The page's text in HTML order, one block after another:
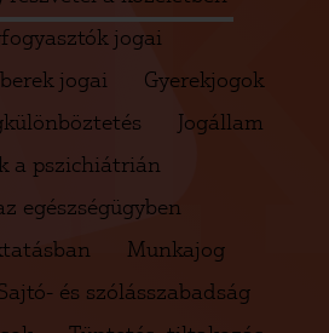
jogai
jogai
Gyerekjogok
Jogállam
a pszichiátrián
egészségügyben
Munkajog
és szólásszabadság